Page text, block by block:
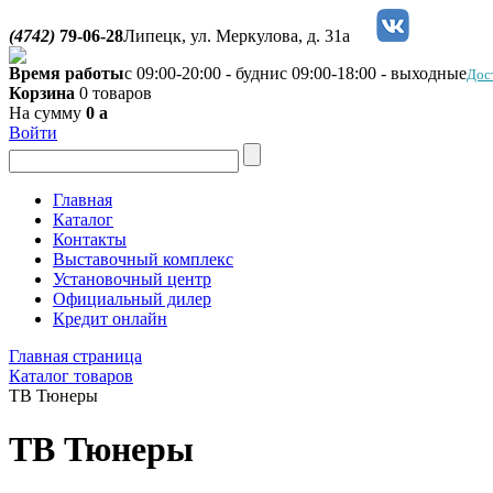
(4742) 79-06-28Липецк, ул. Меркулова, д. 31а
Время работыс 09:00-20:00 - буднис 09:00-18:00 - выходные
Корзина 0 товаров
На сумму 0 a
Войти
Главная
Каталог
Контакты
Выставочный комплекс
Установочный центр
Официальный дилер
Кредит онлайн
Главная страница
Каталог товаров
ТВ Тюнеры
ТВ Тюнеры